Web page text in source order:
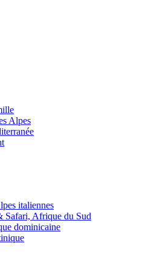
Alpes
italiennes
Safari, Afrique du Sud
dominicaine